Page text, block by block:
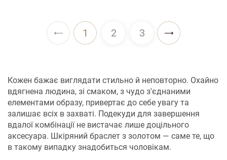
1 2 3
Кожен бажає виглядати стильно й неповторно. Охайно
вдягнена людина, зі смаком, з чудо з'єднаними
елементами образу, привертає до себе увагу та
залишає всіх в захваті. Подекуди для завершення
вдалої комбінації не вистачає лише доцільного
аксесуара. Шкіряний браслет з золотом — саме те, що
в такому випадку знадобиться чоловікам.